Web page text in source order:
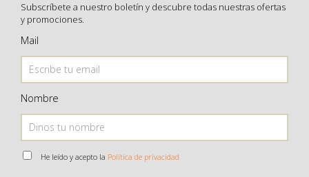
Subscríbete a nuestro boletín y descubre todas nuestras ofertas
y promociones.
Mail
Nombre
He leído y acepto la Política de privacidad